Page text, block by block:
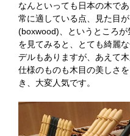
なんといっても日本の木で
常に適している点、見た目
(boxwood)、というところ
を見てみると、とても綺麗
デルもありますが、あえて
仕様のものも木目の美しさ
き、大変人気です。